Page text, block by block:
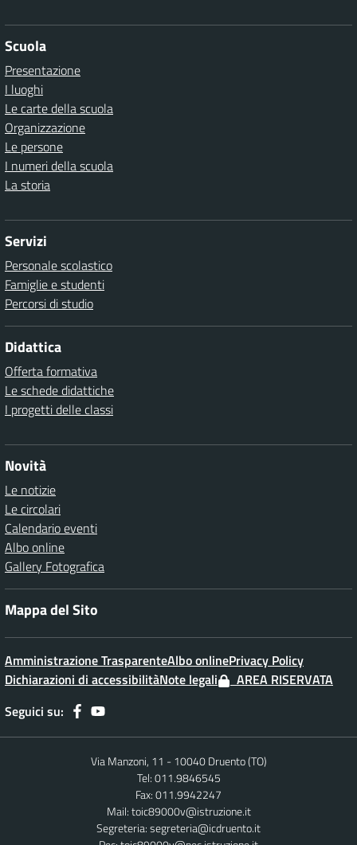
Scuola
Presentazione
I luoghi
Le carte della scuola
Organizzazione
Le persone
I numeri della scuola
La storia
Servizi
Personale scolastico
Famiglie e studenti
Percorsi di studio
Didattica
Offerta formativa
Le schede didattiche
I progetti delle classi
Novità
Le notizie
Le circolari
Calendario eventi
Albo online
Gallery Fotografica
Mappa del Sito
Amministrazione TrasparenteAlbo onlinePrivacy Policy
Dichiarazioni di accessibilitàNote legali
AREA RISERVATA
Seguici su:
Via Manzoni, 11 - 10040 Druento (TO)
Tel: 011.9846545
Fax: 011.9942247
Mail:toic89000v@istruzione.it
Segreteria:segreteria@icdruento.it